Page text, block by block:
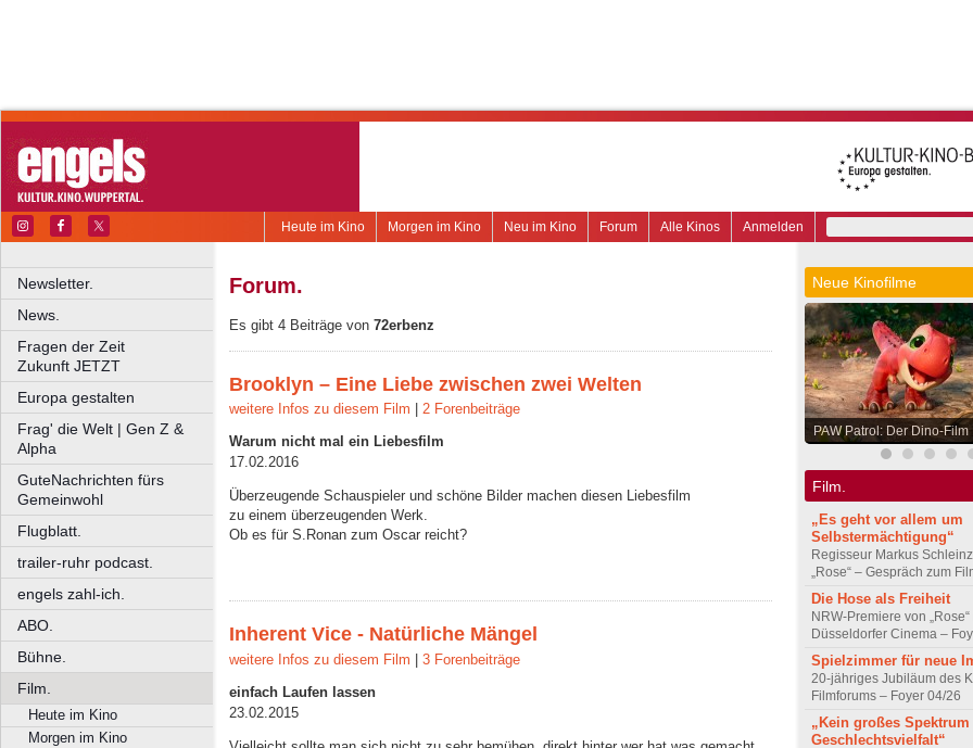
Anmelden
Alle Kinos
Forum
Neu im Kino
Morgen im Kino
Heute im Kino
Newsletter.
News.
Fragen der Zeit
Zukunft JETZT
Europa gestalten
Frag' die Welt | Gen Z &
Alpha
GuteNachrichten fürs
Gemeinwohl
Flugblatt.
trailer-ruhr podcast.
engels zahl-ich.
ABO.
Bühne.
Film.
Heute im Kino
Morgen im Kino
Forum.
Es gibt 4 Beiträge von 72erbenz
Brooklyn – Eine Liebe zwischen zwei Welten
weitere Infos zu diesem Film 2 Forenbeiträge
Warum nicht mal ein Liebesfilm
17.02.2016
Überzeugende Schauspieler und schöne Bilder machen diesen Liebesfilm
zu einem überzeugenden Werk.
Ob es für S.Ronan zum Oscar reicht?
Inherent Vice - Natürliche Mängel
weitere Infos zu diesem Film 3 Forenbeiträge
einfach Laufen lassen
23.02.2015
Neue Kinofilme
PAW Patrol: Der Dino-Film
Film.
„Es geht vor allem um
Selbstermächtigung“
Regisseur Markus
„Rose“ – Gespräch zum
Die Hose als Freiheit
NRW-Premiere von „Rose“
Düsseldorfer Cinema –
Spielzimmer für neue
20-jähriges Jubiläum des
Filmforums – Foyer 04/26
„Kein großes Spektrum
Geschlechtsvielfalt“